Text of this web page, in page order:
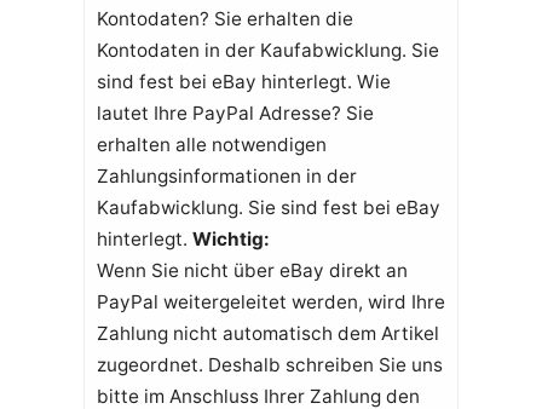
Kontodaten? Sie erhalten die
Kontodaten in der Kaufabwicklung. Sie
sind fest bei eBay hinterlegt. Wie
lautet Ihre PayPal Adresse? Sie
erhalten alle notwendigen
Zahlungsinformationen in der
Kaufabwicklung. Sie sind fest bei eBay
hinterlegt. Wichtig:
Wenn Sie nicht über eBay direkt an
PayPal weitergeleitet werden, wird Ihre
Zahlung nicht automatisch dem Artikel
zugeordnet. Deshalb schreiben Sie uns
bitte im Anschluss Ihrer Zahlung den